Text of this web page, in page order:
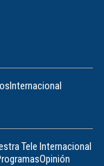
Internacional
Tele Internacional
Opinión